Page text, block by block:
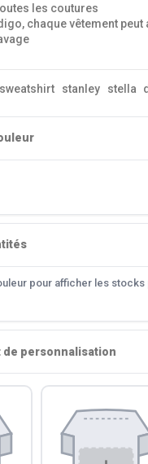
les coutures
chaque vêtement
sweatshirt stanley stella
pour afficher les stocks
de personnalisation